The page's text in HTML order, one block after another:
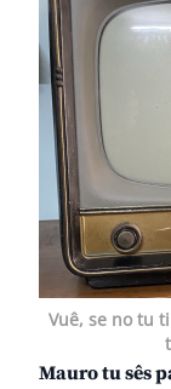
Vuê, se no tu
Mauro tu sês